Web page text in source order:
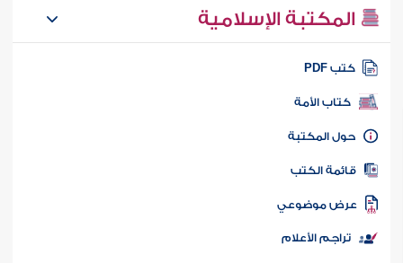
المكتبة الإسلامية
كتب PDF
كتاب الأمة
المكتبة
الكتب
موضوعي